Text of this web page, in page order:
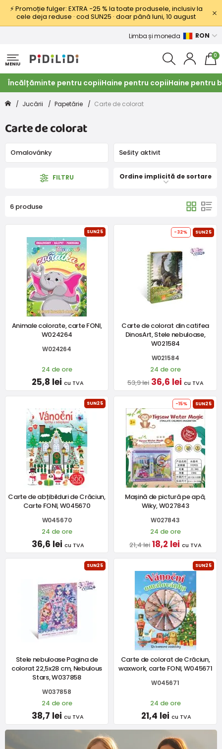
⚡ Promoție fulger: EXTRA −25 % la toate produsele, inclusiv la
cele deja reduse · cod SUN25 · doar până luni, 10 august
Limba și moneda RON
MENIU
0
Încălțăminte pentru copiiHaine pentru copiiHaine pentru
Jucării Papetărie Carte de colorat
Carte de colorat
Omalovánky Sešity aktivit
FILTRU Ordine implicită de sortare
6 produse
SUN25
Animale colorate, carte FONI,
W024264
W024264
24 de ore
25,8 lei cu TVA
-32% SUN25
Carte de colorat din catifea
DinosArt, Stele nebuloase,
W021584
W021584
24 de ore
53,9 lei 36,6 lei cu TVA
SUN25
Carte de abțibilduri de Crăciun,
Carte FONI, W045670
W045670
24 de ore
36,6 lei cu TVA
-15% SUN25
Mașină de pictură pe apă,
Wiky, W027843
W027843
24 de ore
21,4 lei 18,2 lei cu TVA
SUN25
Stele nebuloase Pagina de
colorat 22,5x28 cm, Nebulous
Stars, W037858
W037858
24 de ore
38,7 lei cu TVA
SUN25
Carte de colorat de Crăciun,
waxwork, carte FONI, W045671
W045671
24 de ore
21,4 lei cu TVA